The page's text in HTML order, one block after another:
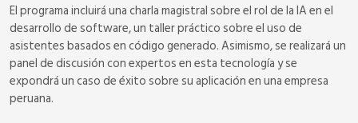
El programa incluirá una charla magistral sobre el rol de la IA en el
desarrollo de software, un taller práctico sobre el uso de
asistentes basados en código generado. Asimismo, se realizará un
panel de discusión con expertos en esta tecnología y se
expondrá un caso de éxito sobre su aplicación en una empresa
peruana.